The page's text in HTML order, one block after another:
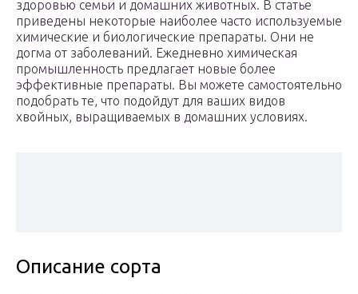
здоровью семьи и домашних животных. В статье
приведены некоторые наиболее часто используемые
химические и биологические препараты. Они не
догма от заболеваний. Ежедневно химическая
промышленность предлагает новые более
эффективные препараты. Вы можете самостоятельно
подобрать те, что подойдут для ваших видов
хвойных, выращиваемых в домашних условиях.
Описание сорта